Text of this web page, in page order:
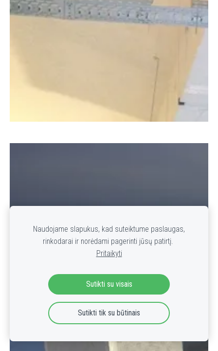
Naudojame slapukus, kad suteiktume paslaugas,
rinkodarai ir norėdami pagerinti jūsų patirtį.
Pritaikyti
Sutikti su visais
Sutikti tik su būtinais